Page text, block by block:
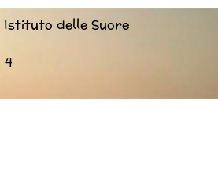
delle Suore
4